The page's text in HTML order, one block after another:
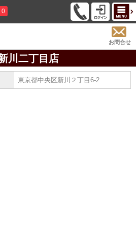
0
お問合せ
川二丁目店
東京都中央区新川２丁目6-2